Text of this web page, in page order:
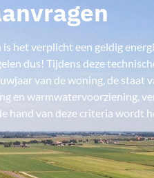
het verplicht een geldig
dus! Tijdens deze
van de woning, de staat
en warmwatervoorziening,
hand van deze criteria wordt